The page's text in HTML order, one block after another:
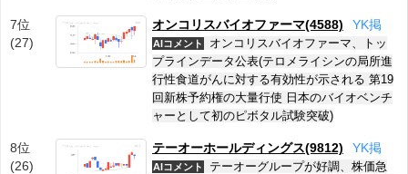
7位
(27)
オンコリスバイオファーマ(4588) YK掲
AIコメント
オンコリスバイオファーマ、トッ
プラインデータ公表(テロメライシンの局所進
行性食道がんに対する有効性が示される 第19
回新株予約権の大量行使 日本のバイオベンチ
ャーとして初のピボタル試験突破)
8位
(26)
テーオーホールディングス(9812) YK掲
AIコメント
テーオーグループが好調、株価急